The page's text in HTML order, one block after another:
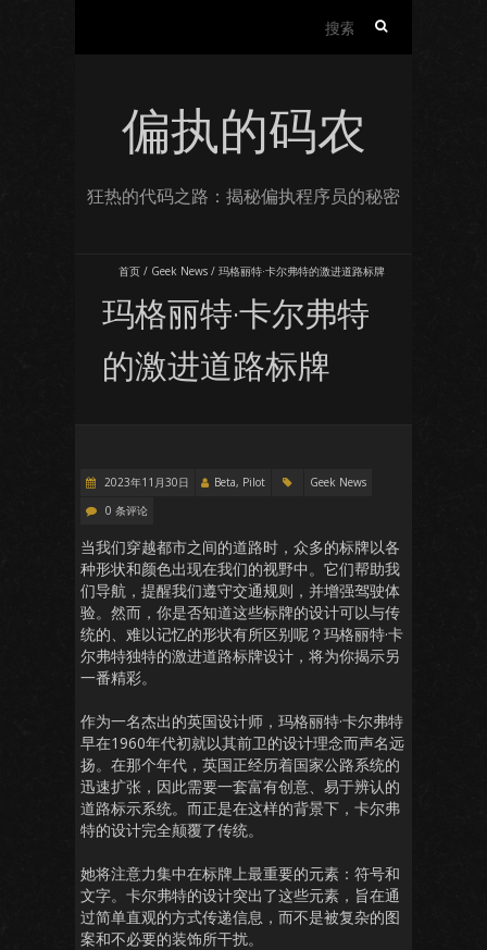
偏执的码农
狂热的代码之路：揭秘偏执程序员的秘密
首页 / Geek News / 玛格丽特·卡尔弗特的激进道路标牌
玛格丽特·卡尔弗特
的激进道路标牌
2023年11月30日 Beta, Pilot
Geek News
0 条评论
当我们穿越都市之间的道路时，众多的标牌以各
种形状和颜色出现在我们的视野中。它们帮助我
们导航，提醒我们遵守交通规则，并增强驾驶体
验。然而，你是否知道这些标牌的设计可以与传
统的、难以记忆的形状有所区别呢？玛格丽特·卡
尔弗特独特的激进道路标牌设计，将为你揭示另
一番精彩。
作为一名杰出的英国设计师，玛格丽特·卡尔弗特
早在1960年代初就以其前卫的设计理念而声名远
扬。在那个年代，英国正经历着国家公路系统的
迅速扩张，因此需要一套富有创意、易于辨认的
道路标示系统。而正是在这样的背景下，卡尔弗
特的设计完全颠覆了传统。
她将注意力集中在标牌上最重要的元素：符号和
文字。卡尔弗特的设计突出了这些元素，旨在通
过简单直观的方式传递信息，而不是被复杂的图
案和不必要的装饰所干扰。